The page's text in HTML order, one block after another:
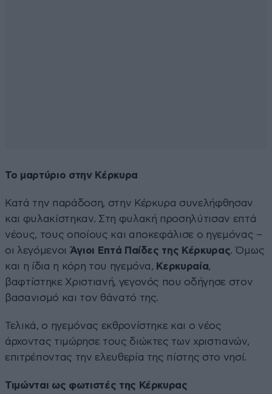
Το μαρτύριο στην Κέρκυρα
Κατά την παράδοση, στην Κέρκυρα συνελήφθησαν
και φυλακίστηκαν. Στη φυλακή προσηλύτισαν επτά
νέους, τους οποίους και αποκεφάλισε ο ηγεμόνας –
οι λεγόμενοι Άγιοι Επτά Παίδες της Κέρκυρας. Όμως
και η ίδια η κόρη του ηγεμόνα, Κερκυραία,
βαφτίστηκε Χριστιανή, γεγονός που οδήγησε στον
βασανισμό και τον θάνατό της.
Τελικά, ο ηγεμόνας εκθρονίστηκε και ο νέος
άρχοντας τιμώρησε τους διώκτες των χριστιανών,
επιτρέποντας την ελευθερία της πίστης στο νησί.
Τιμώνται ως φωτιστές της Κέρκυρας